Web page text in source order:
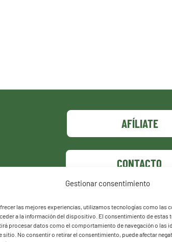
Gestionar consentimiento
las mejores experiencias, utilizamos tecnologías como las
a la información del dispositivo. El consentimiento de estas
procesar datos como el comportamiento de navegación o las
sitio. No consentir o retirar el consentimiento, puede afectar
AFÍLIATE
CONTACTO